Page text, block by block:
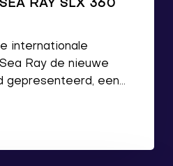
RAY SLX 360
internationale
Ray de nieuwe
gepresenteerd, een…